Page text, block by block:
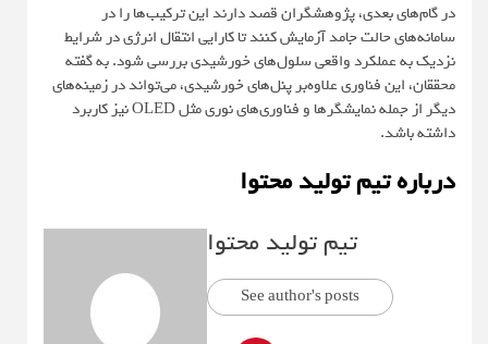
در گام‌های بعدی، پژوهشگران قصد دارند این ترکیب‌ها را در
سامانه‌های حالت جامد آزمایش کنند تا کارایی انتقال انرژی در شرایط
نزدیک به عملکرد واقعی سلول‌های خورشیدی بررسی شود. به گفته
محققان، این فناوری علاوه‌بر پنل‌های خورشیدی، می‌تواند در زمینه‌های
دیگر از جمله نمایشگرها و فناوری‌های نوری مثل OLED نیز کاربرد
داشته باشد.
درباره تیم تولید محتوا
تیم تولید محتوا
See author's posts